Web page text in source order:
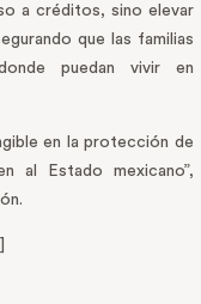
a créditos, sino elevar
que las familias
puedan vivir en
en la protección de
al Estado mexicano”,